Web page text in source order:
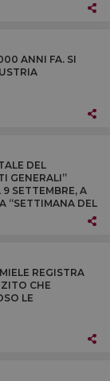
ANNI FA. SI
DEL
GENERALI”
9 SETTEMBRE, A
“SETTIMANA DEL
IL
REGISTRA
CHE
LE